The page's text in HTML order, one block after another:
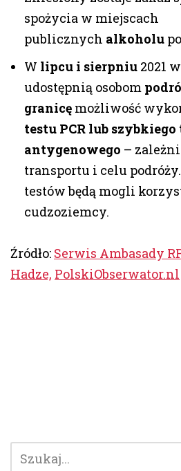
spożycia w miejscach
publicznych alkoholu
W lipcu i sierpniu 2021
udostępnią osobom
granicę możliwość
testu PCR lub szybkiego
antygenowego –
transportu i celu
testów będą mogli
cudzoziemcy.
Źródło: Serwis Ambasady
Hadze, PolskiObserwator.nl